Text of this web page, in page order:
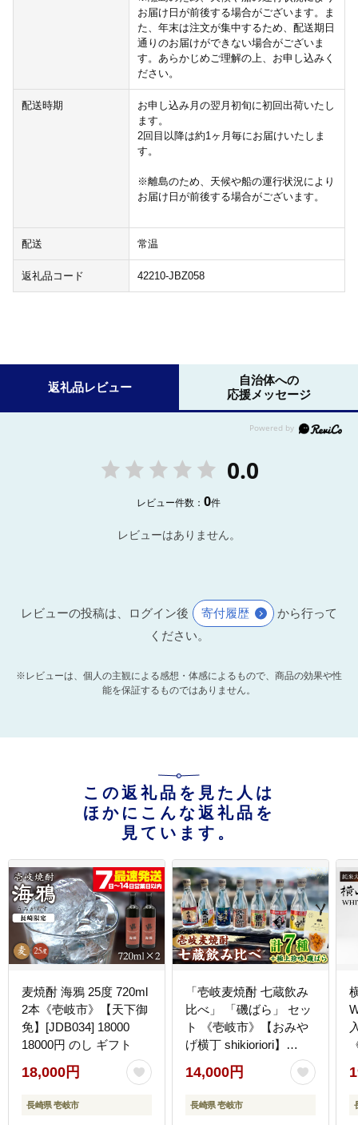
お届け日が前後する場合がございます。ま
た、年末は注文が集中するため、配送期日
通りのお届けができない場合がございま
す。あらかじめご理解の上、お申し込みく
ださい。
配送時期
お申し込み月の翌月初旬に初回出荷いたし
ます。
2回目以降は約1ヶ月毎にお届けいたしま
す。
※離島のため、天候や船の運行状況により
お届け日が前後する場合がございます。
配送 常温
返礼品コード 42210-JBZ058
返礼品レビュー
自治体への
応援メッセージ
0.0
レビュー件数：0件
レビューはありません。
レビューの投稿は、ログイン後 寄付履歴
から行って
ください。
※レビューは、個人の主観による感想・体感によるもので、商品の効果や性
能を保証するものではありません。
この返礼品を見た人は
ほかにこんな返礼品を
見ています。
麦焼酎 海鴉 25度 720ml
2本《壱岐市》【天下御
免】[JDB034] 18000
18000円 のし ギフト
18,000円
長崎県 壱岐市
「壱岐麦焼酎 七蔵飲み
比べ」 「磯ばら」 セッ
ト 《壱岐市》【おみや
げ横丁 shikioriori】
[JGS004]
14,000円
長崎県 壱岐市